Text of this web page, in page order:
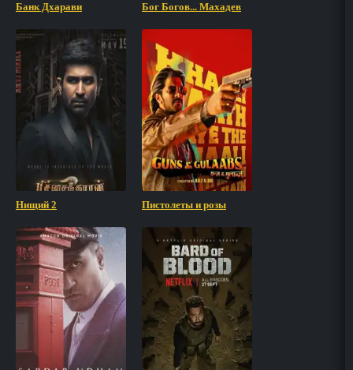
Банк Дхарави Бог Богов... Махадев
Нищий 2 Пистолеты и розы